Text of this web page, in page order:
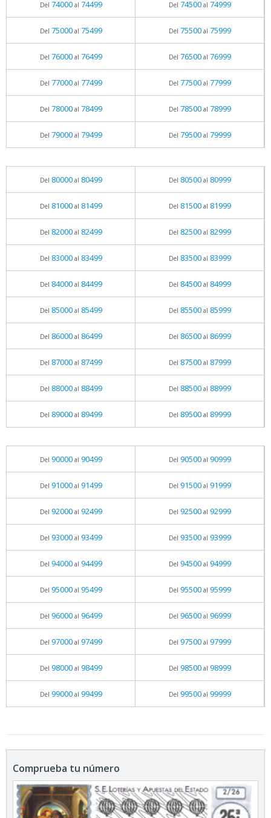
Del 74000al 74499 Del 74500al 74999
Del 75000al 75499 Del 75500al 75999
Del 76000al 76499 Del 76500al 76999
Del 77000al 77499 Del 77500al 77999
Del 78000al 78499 Del 78500al 78999
Del 79000al 79499 Del 79500al 79999
Del 80000al 80499 Del 80500al 80999
Del 81000al 81499 Del 81500al 81999
Del 82000al 82499 Del 82500al 82999
Del 83000al 83499 Del 83500al 83999
Del 84000al 84499 Del 84500al 84999
Del 85000al 85499 Del 85500al 85999
Del 86000al 86499 Del 86500al 86999
Del 87000al 87499 Del 87500al 87999
Del 88000al 88499 Del 88500al 88999
Del 89000al 89499 Del 89500al 89999
Del 90000al 90499 Del 90500al 90999
Del 91000al 91499 Del 91500al 91999
Del 92000al 92499 Del 92500al 92999
Del 93000al 93499 Del 93500al 93999
Del 94000al 94499 Del 94500al 94999
Del 95000al 95499 Del 95500al 95999
Del 96000al 96499 Del 96500al 96999
Del 97000al 97499 Del 97500al 97999
Del 98000al 98499 Del 98500al 98999
Del 99000al 99499 Del 99500al 99999
Comprueba tu número